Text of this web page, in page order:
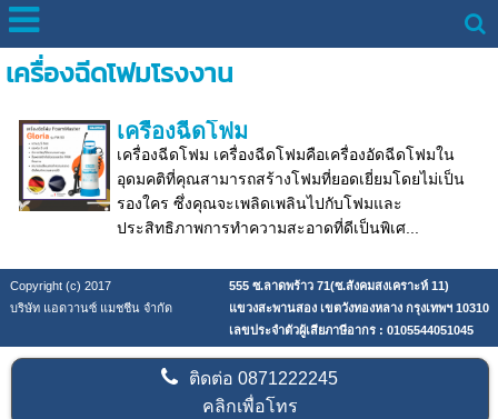
เครื่องฉีดโฟมโรงงาน
เครื่องฉีดโฟม
เครื่องฉีดโฟม เครื่องฉีดโฟมคือเครื่องอัดฉีดโฟมใน
อุดมคติที่คุณสามารถสร้างโฟมที่ยอดเยี่ยมโดยไม่เป็น
รองใคร ซึ่งคุณจะเพลิดเพลินไปกับโฟมและ
ประสิทธิภาพการทำความสะอาดที่ดีเป็นพิเศ...
Copyright (c) 2017
555 ซ.ลาดพร้าว 71(ซ.สังคมสงเคราะห์ 11)
บริษัท แอดวานซ์ แมชชีน จำกัด
แขวงสะพานสอง เขตวังทองหลาง กรุงเทพฯ 10310
เลขประจำตัวผู้เสียภาษีอากร : 0105544051045
ติดต่อ0871222245
คลิกเพื่อโทร